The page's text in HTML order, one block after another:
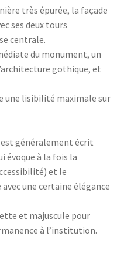
très épurée, la façade
ses deux tours
centrale.
du monument, un
gothique, et
une lisibilité maximale sur
est généralement écrit
évoque à la fois la
et le
une certaine élégance
et majuscule pour
à l’institution.